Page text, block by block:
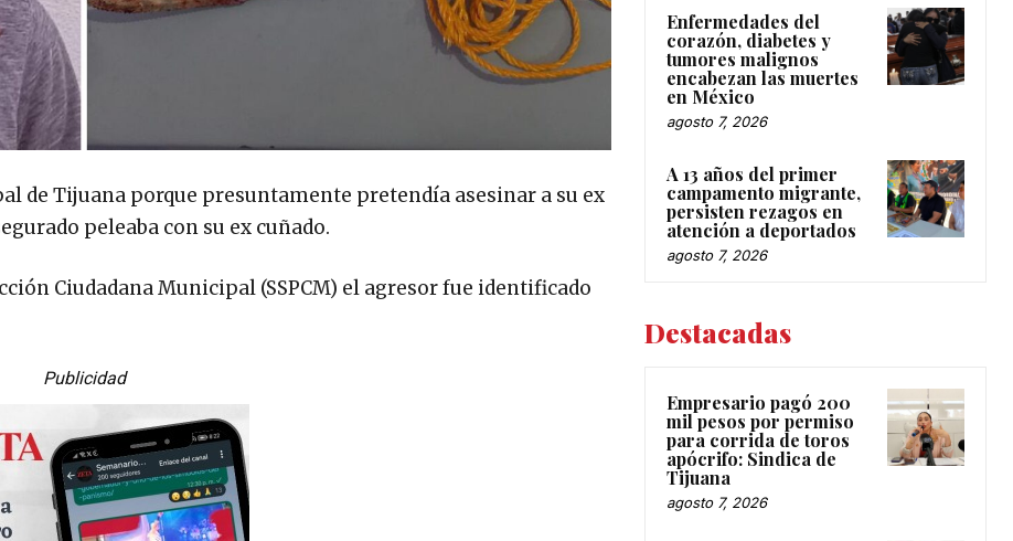
de Tijuana porque presuntamente pretendía asesinar a su ex
peleaba con su ex cuñado.
Ciudadana Municipal (SSPCM) el agresor fue identificado
Publicidad
Enfermedades del
corazón, diabetes y
tumores malignos
encabezan las muertes
en México
agosto 7, 2026
A 13 años del primer
campamento migrante,
persisten rezagos en
atención a deportados
agosto 7, 2026
Destacadas
Empresario pagó 200
mil pesos por permiso
para corrida de toros
apócrifo: Sindica de
Tijuana
agosto 7, 2026